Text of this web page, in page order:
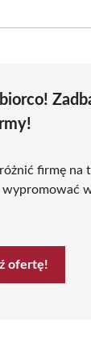
firmę na
wypromować
ofertę!